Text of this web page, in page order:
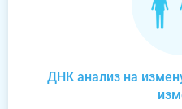
ДНК анализ на